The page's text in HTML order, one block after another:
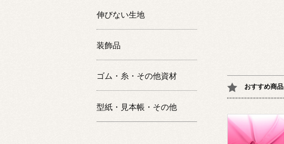
おすすめ商品
伸びない生地
装飾品
ゴム・糸・その他資材
型紙・見本帳・その他